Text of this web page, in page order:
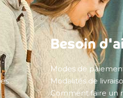
Besoin
Modes de
Modalités de
Comment faire un